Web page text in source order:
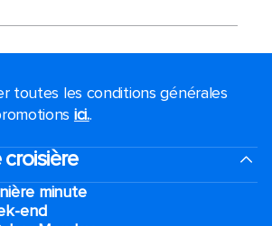
toutes les conditions générales
ici..
minute
end